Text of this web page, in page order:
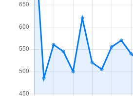
東町
300万円
120万円
姫城町
890万円
前田町
高木町
高崎町大牟田
高崎町大牟田
270万円
高崎町大牟田